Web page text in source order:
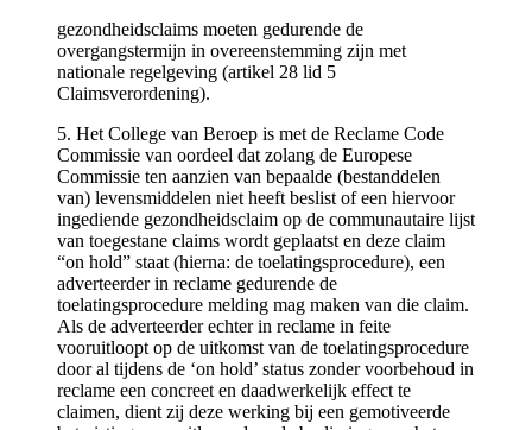
gezondheidsclaims moeten gedurende de
overgangstermijn in overeenstemming zijn met
nationale regelgeving (artikel 28 lid 5
Claimsverordening).
5. Het College van Beroep is met de Reclame Code
Commissie van oordeel dat zolang de Europese
Commissie ten aanzien van bepaalde (bestanddelen
van) levensmiddelen niet heeft beslist of een hiervoor
ingediende gezondheidsclaim op de communautaire lijst
van toegestane claims wordt geplaatst en deze claim
“on hold” staat (hierna: de toelatingsprocedure), een
adverteerder in reclame gedurende de
toelatingsprocedure melding mag maken van die claim.
Als de adverteerder echter in reclame in feite
vooruitloopt op de uitkomst van de toelatingsprocedure
door al tijdens de ‘on hold’ status zonder voorbehoud in
reclame een concreet en daadwerkelijk effect te
claimen, dient zij deze werking bij een gemotiveerde